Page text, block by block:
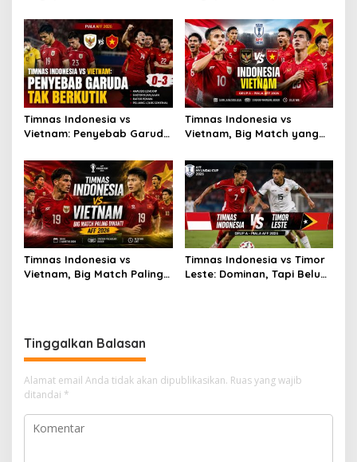
Timnas Indonesia vs
Vietnam: Penyebab Garuda
Timnas Indonesia vs
Vietnam, Big Match yang
Timnas Indonesia vs
Vietnam, Big Match Paling
Timnas Indonesia vs Timor
Leste: Dominan, Tapi Belum
Tinggalkan Balasan
Alamat email Anda tidak akan dipublikasikan. Ruas yang wajib
ditandai *